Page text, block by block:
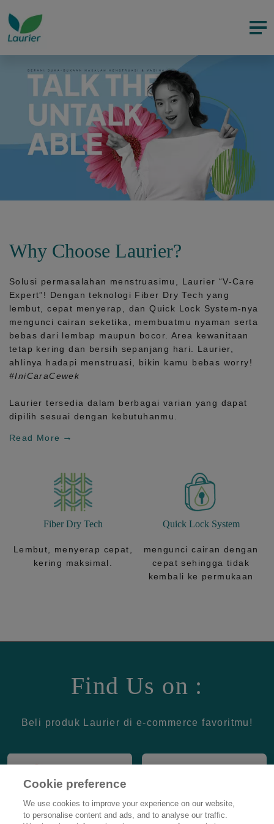
Why Choose Laurier?
Solusi permasalahan menstruasimu, Laurier “V-Care
Expert”! Dengan teknologi Fiber Dry Tech yang
lembut, cepat menyerap, danQuick Lock System-nya
mengunci cairan seketika, membuatmu nyaman serta
bebas dari lembap maupun bocor. Area kewanitaan
tetap kering dan bersih sepanjang hari.
Laurier,
ahlinya hadapi menstruasi, bikin kamu bebas worry!
#IniCaraCewek
Laurier tersedia dalam berbagai varian yang dapat
dipilih sesuai dengan kebutuhanmu.
Read More
Fiber Dry Tech
Lembut, menyerap cepat,
kering maksimal.
Quick Lock System
mengunci cairan dengan
cepat sehingga tidak
kembali ke permukaan
Find Us on :
Beli produk Laurier di e-commerce favoritmu!
Cookie preference
We use cookies to improve your experience on our website,
to personalise content and ads, and to analyse our traffic.